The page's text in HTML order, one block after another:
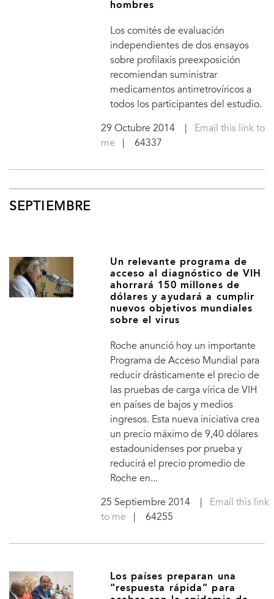
hombres
Los comités de evaluación
independientes de dos ensayos
sobre profilaxis preexposición
recomiendan suministrar
medicamentos antirretrovíricos a
todos los participantes del estudio.
29 Octubre 2014|
Email this link to
me | 64337
SEPTIEMBRE
Un relevante programa de
acceso al diagnóstico de VIH
ahorrará 150 millones de
dólares y ayudará a cumplir
nuevos objetivos mundiales
sobre el virus
Roche anunció hoy un importante
Programa de Acceso Mundial para
reducir drásticamente el precio de
las pruebas de carga vírica de VIH
en países de bajos y medios
ingresos. Esta nueva iniciativa crea
un precio máximo de 9,40 dólares
estadounidenses por prueba y
reducirá el precio promedio de
Roche en...
25 Septiembre 2014|
Email this link
to me | 64255
Los países preparan una
“respuesta rápida” para